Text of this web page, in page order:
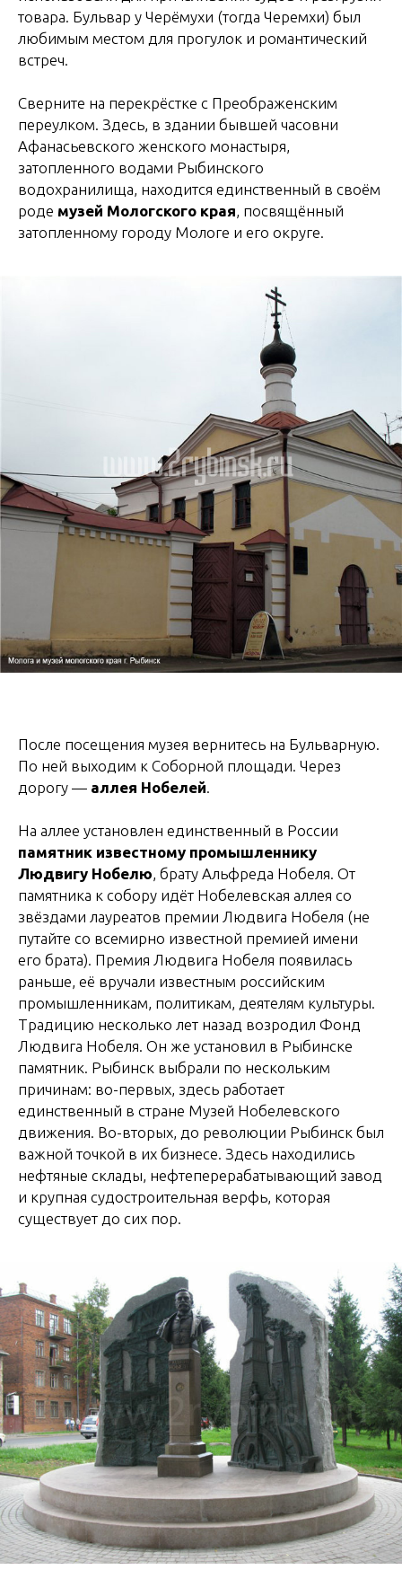
товара. Бульвар у Черёмухи (тогда Черемхи) был
любимым местом для прогулок и романтический
встреч.
Сверните на перекрёстке с Преображенским
переулком. Здесь, в здании бывшей часовни
Афанасьевского женского монастыря,
затопленного водами Рыбинского
водохранилища, находится единственный в своём
роде музей Мологского края, посвящённый
затопленному городу Мологе и его округе.
После посещения музея вернитесь на Бульварную.
По ней выходим к Соборной площади. Через
дорогу — аллея Нобелей
На аллее установлен единственный в России
памятник известному промышленнику
Людвигу Нобелю , брату Альфреда Нобеля. От
памятника к собору идёт Нобелевская аллея со
звёздами лауреатов премии Людвига Нобеля (не
путайте со всемирно известной премией имени
его брата). Премия Людвига Нобеля появилась
раньше, её вручали известным российским
промышленникам, политикам, деятелям культуры.
Традицию несколько лет назад возродил Фонд
Людвига Нобеля. Он же установил в Рыбинске
памятник. Рыбинск выбрали по нескольким
причинам: во-первых, здесь работает
единственный в стране Музей Нобелевского
движения. Во-вторых, до революции Рыбинск был
важной точкой в их бизнесе. Здесь находились
нефтяные склады, нефтеперерабатывающий завод
и крупная судостроительная верфь, которая
существует до сих пор.